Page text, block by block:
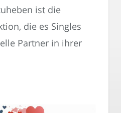
ist die
die es Singles
Partner in ihrer